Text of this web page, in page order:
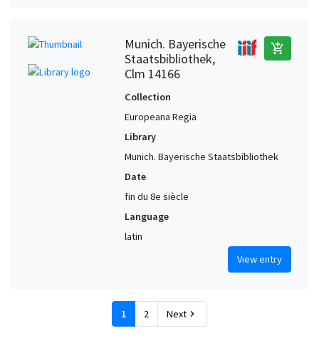
Munich. Bayerische
Staatsbibliothek,
Clm 14166
add_shopping_cart
Collection
Europeana Regia
Library
Munich. Bayerische Staatsbibliothek
Date
fin du 8e siècle
Language
latin
View entry
1 2 Next chevron_right